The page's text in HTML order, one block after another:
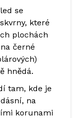
se
které
plochách
černé
hnědá.
tam, kde je
na
korunami